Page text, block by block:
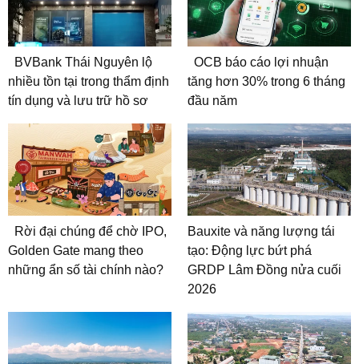
BVBank Thái Nguyên lộ
nhiều tồn tại trong thẩm định
tín dụng và lưu trữ hồ sơ
OCB báo cáo lợi nhuận
tăng hơn 30% trong 6 tháng
đầu năm
Rời đại chúng để chờ IPO,
Golden Gate mang theo
những ẩn số tài chính nào?
Bauxite và năng lượng tái
tạo: Động lực bứt phá
GRDP Lâm Đồng nửa cuối
2026